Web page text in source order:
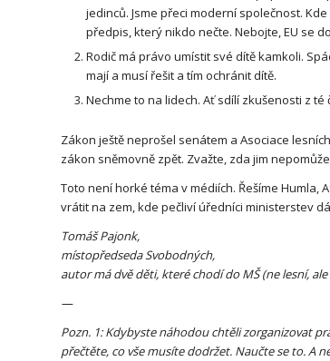
jedinců. Jsme přeci moderní společnost.
předpis, který nikdo nečte. Nebojte, EU se
Rodič má právo umístit své dítě kamkoli.
mají a musí řešit a tím ochránit dítě.
Nechme to na lidech. Ať sdílí zkušenosti z
Zákon ještě neprošel senátem a Asociace
zákon sněmovně zpět. Zvažte, zda jim
Toto není horké téma v médiích. Řešíme Humla,
vrátit na zem, kde pečliví úředníci ministerstev
Tomáš Pajonk,
místopředseda Svobodných,
autor má dvě děti, které chodí do MŠ (ne lesní,
—
Pozn. 1: Kdybyste náhodou chtěli zorganizovat
přečtěte, co vše musíte dodržet. Naučte se to. A